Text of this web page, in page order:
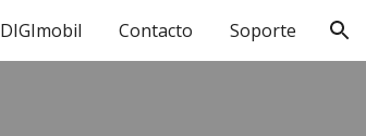
DIGImobil Contacto Soporte